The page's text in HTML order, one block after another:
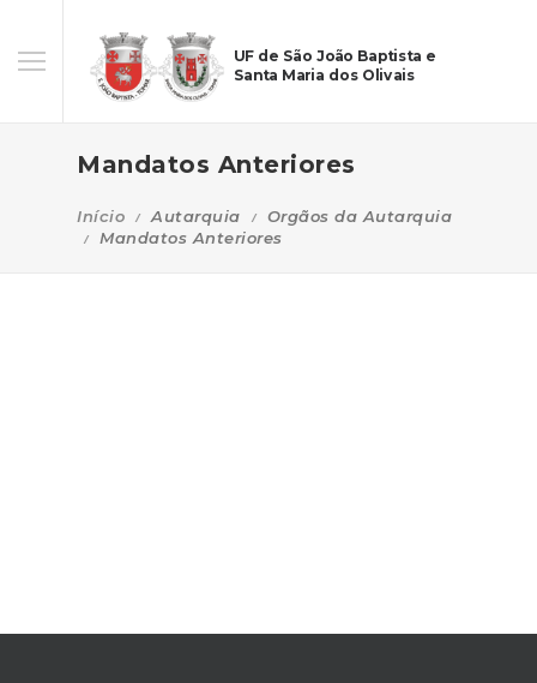
UF de São João Baptista e
Santa Maria dos Olivais
Mandatos Anteriores
Início Autarquia
Orgãos da Autarquia
Mandatos Anteriores